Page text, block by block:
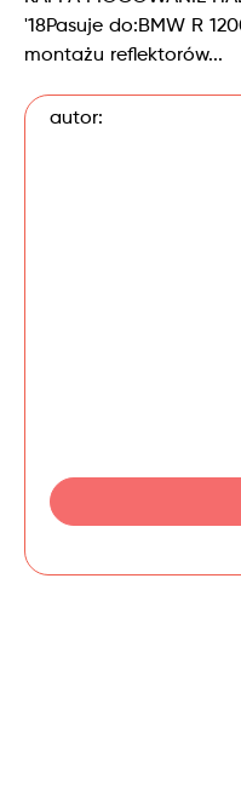
'18Pasuje do:BMW R
montażu reflektorów...
autor: